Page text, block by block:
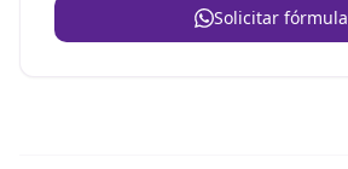
Solicitar fórmula